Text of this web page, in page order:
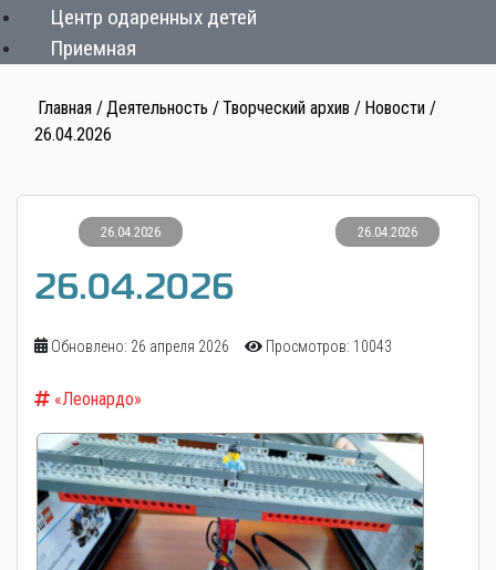
Центр одаренных детей
Приемная
Главная Деятельность Творческий архив
Новости
26.04.2026
26.04.2026 26.04.2026
26.04.2026
Обновлено: 26 апреля 2026 Просмотров: 10043
«Леонардо»